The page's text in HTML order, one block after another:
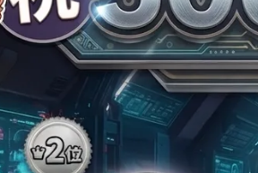
よくある質問
ームの声は「うるさい」